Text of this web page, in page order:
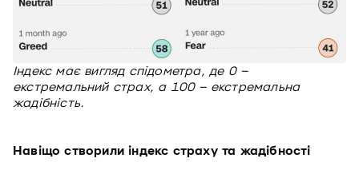
Індекс має вигляд спідометра, де 0 –
екстремальний страх, а 100 – екстремальна
жадібність.
Навіщо створили індекс страху та жадібності